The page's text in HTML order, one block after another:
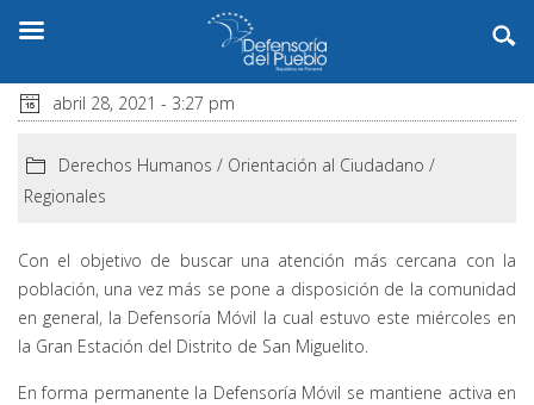
abril 28, 2021 - 3:27 pm
Derechos Humanos / Orientación al Ciudadano /
Regionales
Con el objetivo de buscar una atención más cercana con la
población, una vez más se pone a disposición de la comunidad
en general, la Defensoría Móvil la cual estuvo este miércoles en
la Gran Estación del Distrito de San Miguelito.
En forma permanente la Defensoría Móvil se mantiene activa en